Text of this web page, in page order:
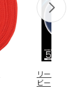
リールリー
ビー